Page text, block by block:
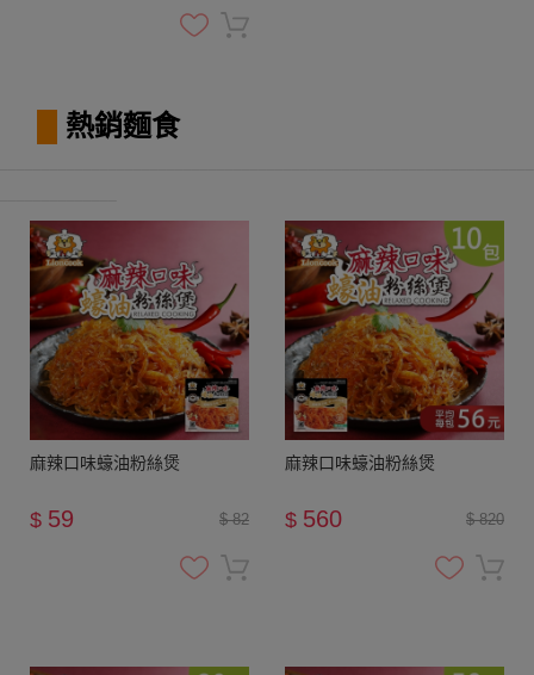
熱銷麵食
麻辣口味蠔油粉絲煲
$ 82
$ 59
麻辣口味蠔油粉絲煲
$ 820
$ 560